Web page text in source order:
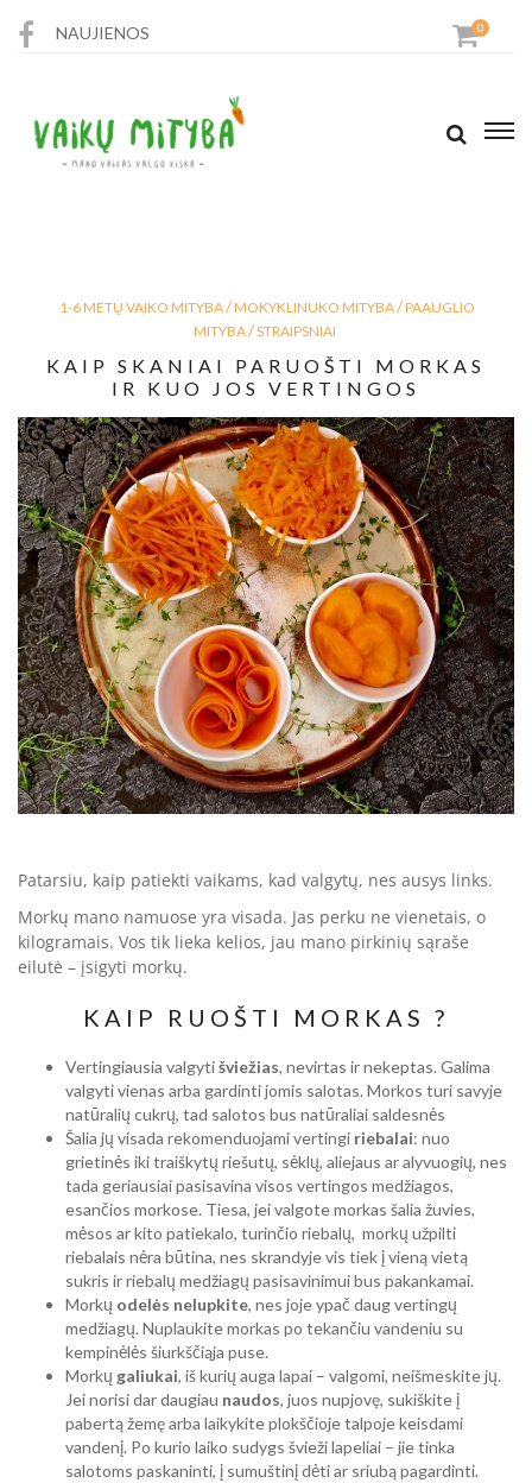
NAUJIENOS 0
1-6 METŲ VAIKO MITYBA/MOKYKLINUKO MITYBA/PAAUGLIO
MITYBA/STRAIPSNIAI
KAIP SKANIAI PARUOŠTI MORKAS
IR KUO JOS VERTINGOS
Patarsiu, kaip patiekti vaikams, kad valgytų, nes ausys links.
Morkų mano namuose yra visada. Jas perku ne vienetais, o
kilogramais. Vos tik lieka kelios, jau mano pirkinių sąraše
eilutė – įsigyti morkų.
KAIP RUOŠTI MORKAS ?
Vertingiausia valgytišviežias, nevirtas ir nekeptas. Galima
valgyti vienas arba gardinti jomis salotas. Morkos turi savyje
natūralių cukrų, tad salotos bus natūraliai saldesnės
Šalia jų visada rekomenduojami vertingi riebalai: nuo
grietinės iki traiškytų riešutų, sėklų, aliejaus ar alyvuogių, nes
tada geriausiai pasisavina visos vertingos medžiagos,
esančios morkose. Tiesa, jei valgote morkas šalia žuvies,
mėsos ar kito patiekalo, turinčio riebalų, morkų užpilti
riebalais nėra būtina, nes skrandyje vis tiek į vieną vietą
sukris ir riebalų medžiagų pasisavinimui bus pakankamai.
Morkų odelės nelupkite, nes joje ypač daug vertingų
medžiagų. Nuplaukite morkas po tekančiu vandeniu su
kempinėlės šiurkščiąja puse.
Morkų galiukai, iš kurių auga lapai – valgomi, neišmeskite jų.
Jei norisi dar daugiau naudos, juos nupjovę, sukiškite į
pabertą žemę arba laikykite plokščioje talpoje keisdami
vandenį. Po kurio laiko sudygs švieži lapeliai – jie tinka
salotoms paskaninti, į sumuštinį dėti ar sriubą pagardinti.